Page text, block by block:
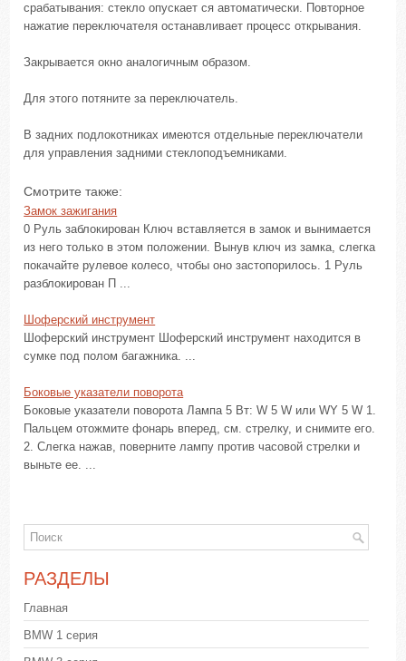
срабатывания: стекло опускает ся автоматически. Повторное
нажатие переключателя останавливает процесс открывания.
Закрывается окно аналогичным образом.
Для этого потяните за переключатель.
В задних подлокотниках имеются отдельные переключатели
для управления задними стеклоподъемниками.
Смотрите также:
Замок зажигания
0 Руль заблокирован Ключ вставляется в замок и вынимается
из него только в этом положении. Вынув ключ из замка, слегка
покачайте рулевое колесо, чтобы оно застопорилось. 1 Руль
разблокирован П ...
Шоферский инструмент
Шоферский инструмент Шоферский инструмент находится в
сумке под полом багажника. ...
Боковые указатели поворота
Боковые указатели поворота Лампа 5 Вт: W 5 W или WY 5 W 1.
Пальцем отожмите фонарь вперед, см. стрелку, и снимите его.
2. Слегка нажав, поверните лампу против часовой стрелки и
выньте ее. ...
РАЗДЕЛЫ
Главная
BMW 1 серия